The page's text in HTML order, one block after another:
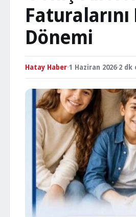
Dönemi
Hatay Haber·1 Haziran 2026·2 dk